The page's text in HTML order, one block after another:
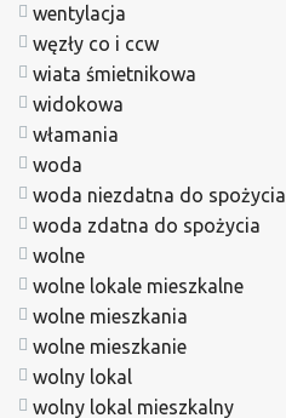
wentylacja
węzły co i ccw
wiata śmietnikowa
widokowa
włamania
woda
woda niezdatna do spożycia
woda zdatna do spożycia
wolne
wolne lokale mieszkalne
wolne mieszkania
wolne mieszkanie
wolny lokal
wolny lokal mieszkalny